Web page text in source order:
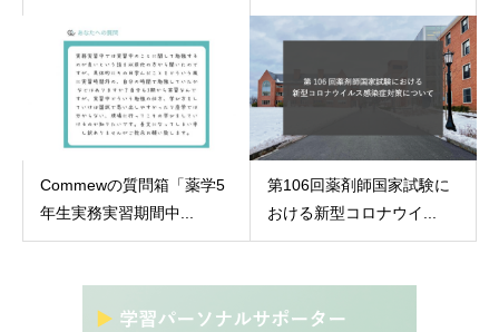
Commewの質問箱「薬学5
年生実務実習期間中...
第106回薬剤師国家試験に
おける新型コロナウイ...